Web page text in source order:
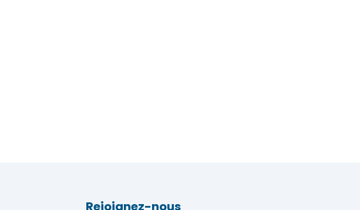
Rejoignez-nous